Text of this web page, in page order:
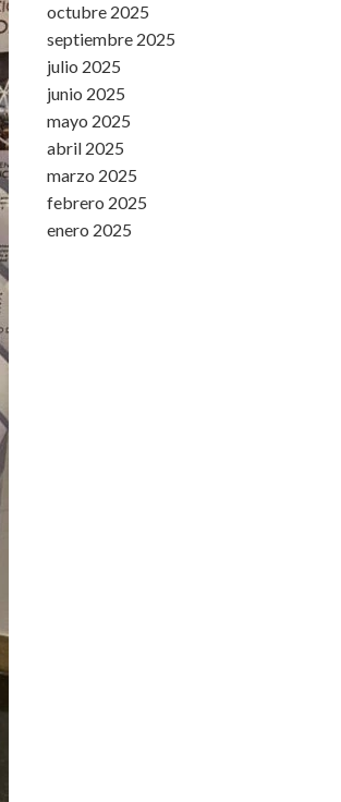
octubre 2025
septiembre 2025
julio 2025
junio 2025
mayo 2025
abril 2025
marzo 2025
febrero 2025
enero 2025